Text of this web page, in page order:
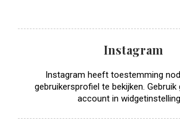
Instagram
Instagram heeft toestemming
gebruikersprofiel te bekijken.
account in